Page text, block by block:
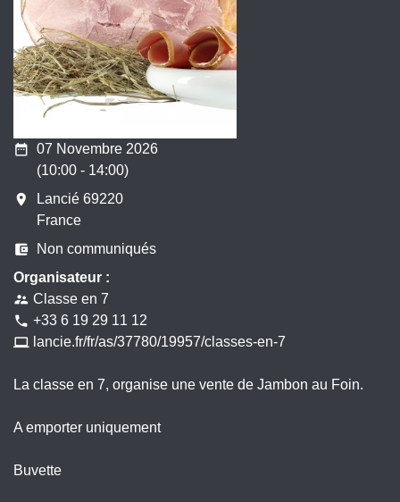
date_range 07 Novembre 2026
(10:00 - 14:00)
room
Lancié 69220
France
account_balance_wallet
Non communiqués
Organisateur :
supervisor_account Classe en 7
phone +33 6 19 29 11 12
computer lancie.fr/fr/as/37780/19957/classes-en-7
La classe en 7, organise une vente de Jambon au Foin.
A emporter uniquement
Buvette